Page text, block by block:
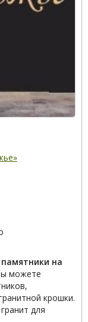
на
можете
крошки.
для